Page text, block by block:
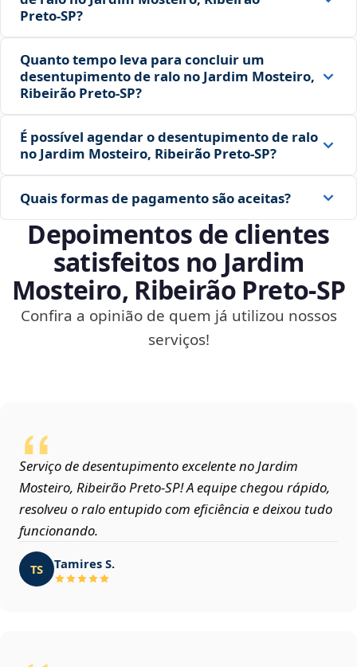
Preto‑SP?
Quanto tempo leva para concluir um
desentupimento de ralo no Jardim Mosteiro,
Ribeirão Preto‑SP?
É possível agendar o desentupimento de ralo
no Jardim Mosteiro, Ribeirão Preto‑SP?
Quais formas de pagamento são aceitas?
Depoimentos de clientes
satisfeitos no Jardim
Mosteiro, Ribeirão Preto‑SP
Confira a opinião de quem já utilizou nossos
serviços!
Serviço de desentupimento excelente no Jardim
Mosteiro, Ribeirão Preto‑SP! A equipe chegou rápido,
resolveu o ralo entupido com eficiência e deixou tudo
funcionando.
TS Tamires S.